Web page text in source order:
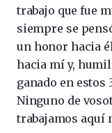
trabajo que fue
siempre se
un honor hacia
hacia mí y,
ganado en estos
Ninguno de
trabajamos aquí